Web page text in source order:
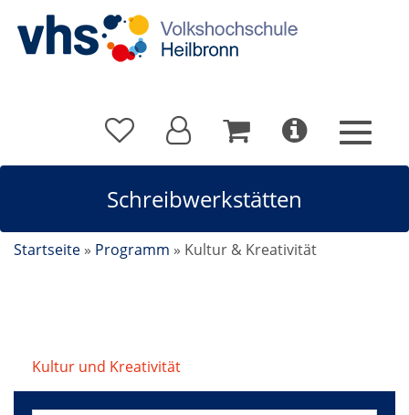
Schreibwerkstätten
Startseite » Programm » Kultur & Kreativität
Kultur und Kreativität